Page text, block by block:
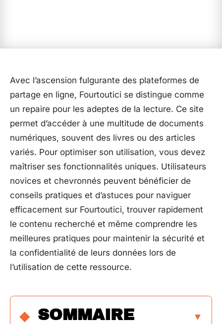
Avec l’ascension fulgurante des plateformes de
partage en ligne, Fourtoutici se distingue comme
un repaire pour les adeptes de la lecture. Ce site
permet d’accéder à une multitude de documents
numériques, souvent des livres ou des articles
variés. Pour optimiser son utilisation, vous devez
maîtriser ses fonctionnalités uniques. Utilisateurs
novices et chevronnés peuvent bénéficier de
conseils pratiques et d’astuces pour naviguer
efficacement sur Fourtoutici, trouver rapidement
le contenu recherché et même comprendre les
meilleures pratiques pour maintenir la sécurité et
la confidentialité de leurs données lors de
l’utilisation de cette ressource.
SOMMAIRE